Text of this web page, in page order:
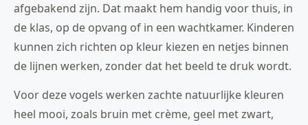
afgebakend zijn. Dat maakt hem handig voor thuis, in
de klas, op de opvang of in een wachtkamer. Kinderen
kunnen zich richten op kleur kiezen en netjes binnen
de lijnen werken, zonder dat het beeld te druk wordt.
Voor deze vogels werken zachte natuurlijke kleuren
heel mooi, zoals bruin met crème, geel met zwart,